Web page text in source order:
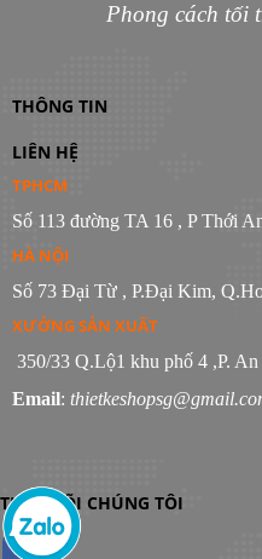
Phong cách tối
THÔNG TIN
LIÊN HỆ
TPHCM
Số 113 đường TA 16 , P Thới
HÀ NỘI
Số 73 Đại Từ , P.Đại Kim,
XƯỞNG SẢN XUẤT
350/33 Q.Lộ1 khu phố 4 ,P.
Email:
THEO DÕI CHÚNG TÔI